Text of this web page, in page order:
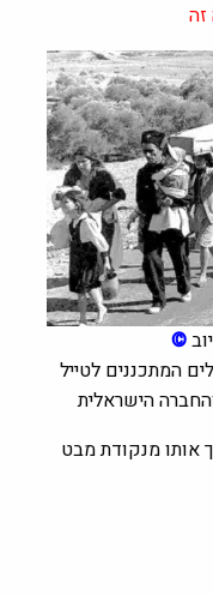
©
המתכננים לטייל
הישראלית
אותו מנקודת מבט